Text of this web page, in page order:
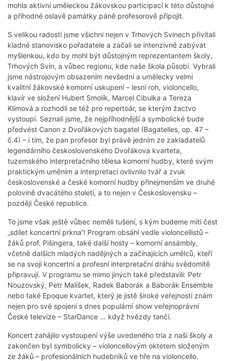
mohla aktivní uměleckou žákovskou participací k této důstojné
a příhodné oslavě památky páně profesorově připojit.
S velikou radostí jsme všichni nejen v Trhových Svinech přivítali
kladné stanovisko pořadatele a začali se intenzivně zabývat
myšlenkou, kdo by mohl být důstojným reprezentantem školy,
Trhových Svin, a vůbec regionu, kde naše škola působí. Vybrali
jsme nástrojovým obsazením nevšední a umělecky velmi
kvalitní žákovské komorní uskupení – lesní roh, violoncello,
klavír ve složení Hubert Smolík, Marcel Cibulka a Tereza
Klímová a rozhodli se též pro repertoár, se kterým žactvo
vystoupí. Seznali jsme, že nejpříhodnější a symbolické bude
předvést Canon z Dvořákových bagatel (Bagatelles, op. 47 –
č.4) – i tím, že pan profesor byl právě jedním ze zakladatelů
legendárního československého Dvořákova kvarteta,
tuzemského interpretačního tělesa komorní hudby, které svým
praktickým uměním a interpretací ovlivnilo tvář a zvuk
československé a české komorní hudby přinejmenším ve druhé
polovině dvacátého století, a to nejen v Československu –
později České republice.
To jsme však ještě vůbec neměli tušení, s kým budeme míti čest
„sdílet koncertní prkna“! Program obsáhl vedle violoncellistů –
žáků prof. Pišingera, také další hosty – komorní ansámbly,
včetně dalších mladých nadějných a začínajících umělců, kteří
se na svoji koncertní a profesní interpretační dráhu svědomitě
připravují. V programu se mimo jiných také představili: Petr
Nouzovský, Petr Malíšek, Radek Baborák a Baborák Ensemble
nebo také Epoque kvartet, který je jistě široké veřejnosti znám
nejen pro své spojení s dnes populární show veřejnoprávní
České televize – StarDance … když hvězdy tančí.
Koncert zahájilo vystoupení výše uvedeného tria z naší školy a
zakončen byl symbolicky – violoncellovým oktetem složeným
ze žáků – profesionálních hudebníků ve hře na violoncello.